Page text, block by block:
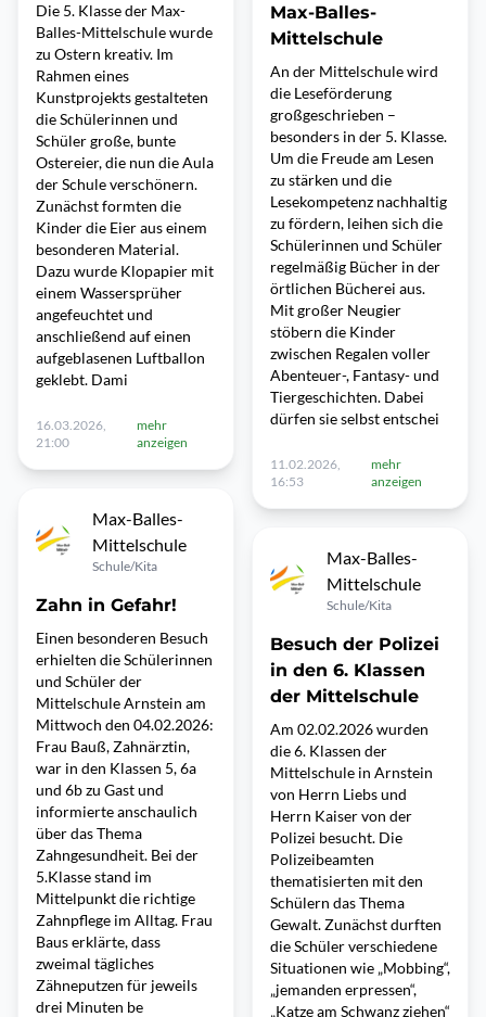
Die 5. Klasse der Max-
Balles-Mittelschule wurde
zu Ostern kreativ. Im
Rahmen eines
Kunstprojekts gestalteten
die Schülerinnen und
Schüler große, bunte
Ostereier, die nun die Aula
der Schule verschönern.
Zunächst formten die
Kinder die Eier aus einem
besonderen Material.
Dazu wurde Klopapier mit
einem Wassersprüher
angefeuchtet und
anschließend auf einen
aufgeblasenen Luftballon
geklebt. Dami
16.03.2026,
21:00
mehr
anzeigen
Max-Balles-
Mittelschule
Schule/Kita
Zahn in Gefahr!
Einen besonderen Besuch
erhielten die Schülerinnen
und Schüler der
Mittelschule Arnstein am
Mittwoch den 04.02.2026:
Frau Bauß, Zahnärztin,
war in den Klassen 5, 6a
und 6b zu Gast und
informierte anschaulich
über das Thema
Zahngesundheit. Bei der
5.Klasse stand im
Mittelpunkt die richtige
Zahnpflege im Alltag. Frau
Baus erklärte, dass
zweimal tägliches
Zähneputzen für jeweils
drei Minuten be
Max-Balles-
Mittelschule
An der Mittelschule wird
die Leseförderung
großgeschrieben –
besonders in der 5. Klasse.
Um die Freude am Lesen
zu stärken und die
Lesekompetenz nachhaltig
zu fördern, leihen sich die
Schülerinnen und Schüler
regelmäßig Bücher in der
örtlichen Bücherei aus.
Mit großer Neugier
stöbern die Kinder
zwischen Regalen voller
Abenteuer-, Fantasy- und
Tiergeschichten. Dabei
dürfen sie selbst entschei
11.02.2026,
16:53
mehr
anzeigen
Max-Balles-
Mittelschule
Schule/Kita
Besuch der Polizei
in den 6. Klassen
der Mittelschule
Am 02.02.2026 wurden
die 6. Klassen der
Mittelschule in Arnstein
von Herrn Liebs und
Herrn Kaiser von der
Polizei besucht. Die
Polizeibeamten
thematisierten mit den
Schülern das Thema
Gewalt. Zunächst durften
die Schüler verschiedene
Situationen wie „Mobbing“,
„jemanden erpressen“,
„Katze am Schwanz ziehen“